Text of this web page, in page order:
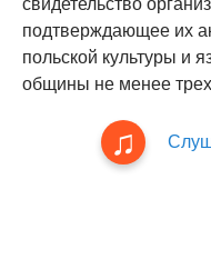
подтверждающее их
польской культуры и
общины не менее